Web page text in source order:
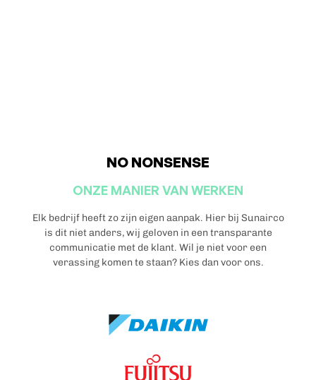
NO NONSENSE
ONZE MANIER VAN WERKEN
Elk bedrijf heeft zo zijn eigen aanpak. Hier bij Sunairco
is dit niet anders, wij geloven in een transparante
communicatie met de klant. Wil je niet voor een
verassing komen te staan? Kies dan voor ons.